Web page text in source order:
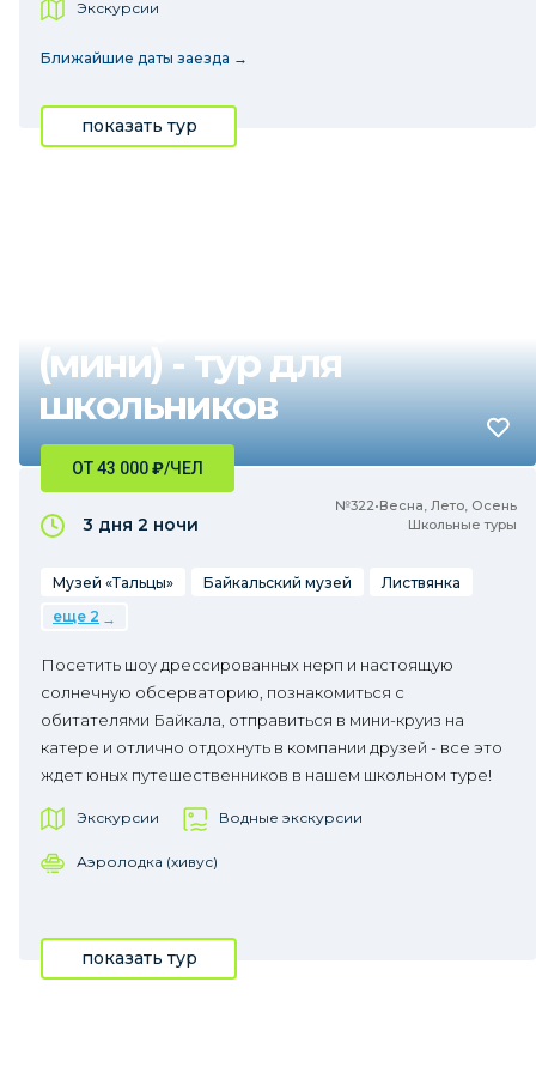
Экскурсии
Ближайшие даты заезда →
показать тур
(мини) - тур для
школьников
№322•Весна, Лето, Осень
Школьные туры
ОТ 43 000₽/ЧЕЛ
3 дня 2 ночи
Музей «Тальцы» Байкальский музей
Листвянка
еще 2
Посетить шоу дрессированных нерп и настоящую
солнечную обсерваторию, познакомиться с
обитателями Байкала, отправиться в мини-круиз на
катере и отлично отдохнуть в компании друзей - все это
ждет юных путешественников в нашем школьном туре!
Экскурсии Водные экскурсии
Аэролодка (хивус)
показать тур